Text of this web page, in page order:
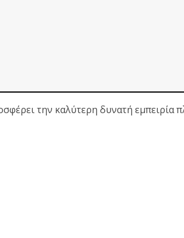
την καλύτερη δυνατή εμπειρία